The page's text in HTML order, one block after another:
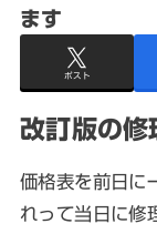
ます
ポスト
改訂版の修
価格表を前日に
れって当日に修